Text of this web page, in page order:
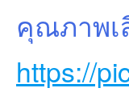
คุณภาพเ
https://